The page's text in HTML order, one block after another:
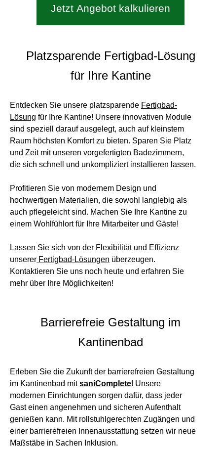
Jetzt Angebot kalkulieren
Platzsparende Fertigbad-Lösung
für Ihre Kantine
Entdecken Sie unsere platzsparende Fertigbad-
Lösung für Ihre Kantine! Unsere innovativen Module
sind speziell darauf ausgelegt, auch auf kleinstem
Raum höchsten Komfort zu bieten. Sparen Sie Platz
und Zeit mit unseren vorgefertigten Badezimmern,
die sich schnell und unkompliziert installieren lassen.
Profitieren Sie von modernem Design und
hochwertigen Materialien, die sowohl langlebig als
auch pflegeleicht sind. Machen Sie Ihre Kantine zu
einem Wohlfühlort für Ihre Mitarbeiter und Gäste!
Lassen Sie sich von der Flexibilität und Effizienz
unserer Fertigbad-Lösungen überzeugen.
Kontaktieren Sie uns noch heute und erfahren Sie
mehr über Ihre Möglichkeiten!
Barrierefreie Gestaltung im
Kantinenbad
Erleben Sie die Zukunft der barrierefreien Gestaltung
im Kantinenbad mitsaniComplete! Unsere
modernen Einrichtungen sorgen dafür, dass jeder
Gast einen angenehmen und sicheren Aufenthalt
genießen kann. Mit rollstuhlgerechten Zugängen und
einer barrierefreien Innenausstattung setzen wir neue
Maßstäbe in Sachen Inklusion.